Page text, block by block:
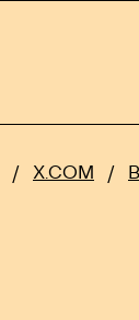
/ X.COM /